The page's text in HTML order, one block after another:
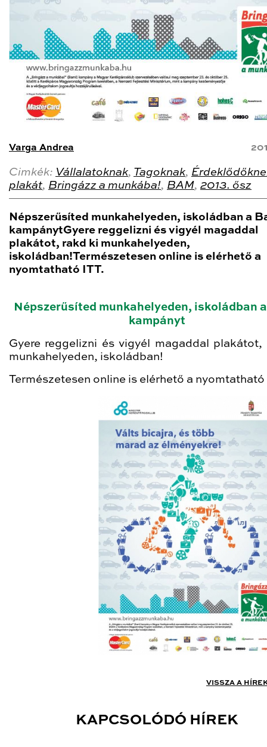
Varga Andrea
Cimkék: Vállalatoknak, Tagoknak,
plakát, Bringázz a munkába!, BAM, 2013. ősz
Népszerűsíted munkahelyeden, iskoládban a
kampánytGyere reggelizni és vigyél magaddal
plakátot, rakd ki munkahelyeden,
iskoládban!Természetesen online is elérhető a
nyomtatható ITT.
Népszerűsíted munkahelyeden, iskoládban
kampányt
Gyere reggelizni és vigyél magaddal plakátot,
munkahelyeden, iskoládban!
Természetesen online is elérhető a nyomtatható
VISSZA A
KAPCSOLÓDÓ HÍREK